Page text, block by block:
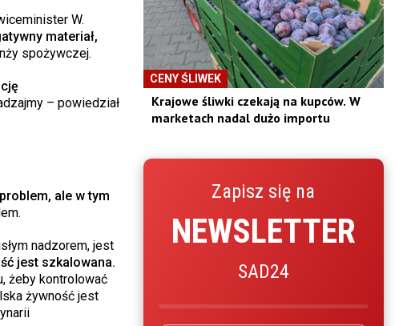
W.
materiał,
spożywczej.
– powiedział
ale w tym
nadzorem, jest
jest szkalowana.
żeby kontrolować
żywność jest
CENY ŚLIWEK
Krajowe śliwki czekają na kupców. W
marketach nadal dużo importu
Zapisz się na
NEWSLETTER
SAD24